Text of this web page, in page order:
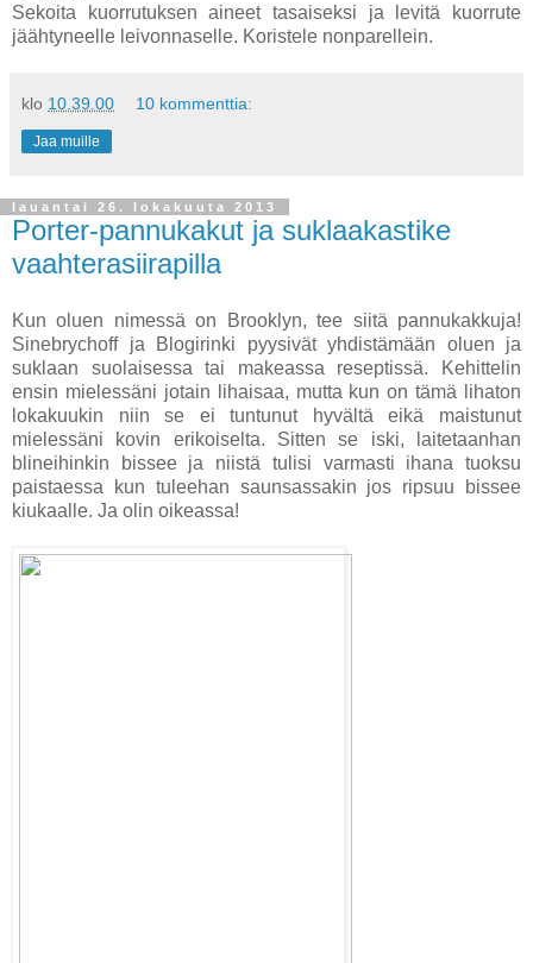
Sekoita kuorrutuksen aineet tasaiseksi ja levitä kuorrute
jäähtyneelle leivonnaselle. Koristele nonparellein.
klo 10.39.00 10 kommenttia:
Jaa muille
lauantai 26. lokakuuta 2013
Porter-pannukakut ja suklaakastike
vaahterasiirapilla
Kun oluen nimessä on Brooklyn, tee siitä pannukakkuja!
Sinebrychoff ja Blogirinki pyysivät yhdistämään oluen ja
suklaan suolaisessa tai makeassa reseptissä. Kehittelin
ensin mielessäni jotain lihaisaa, mutta kun on tämä lihaton
lokakuukin niin se ei tuntunut hyvältä eikä maistunut
mielessäni kovin erikoiselta. Sitten se iski, laitetaanhan
blineihinkin bissee ja niistä tulisi varmasti ihana tuoksu
paistaessa kun tuleehan saunsassakin jos ripsuu bissee
kiukaalle. Ja olin oikeassa!